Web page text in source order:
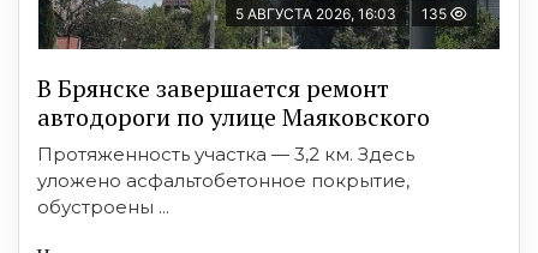
5 АВГУСТА 2026, 16:03 135
В Брянске завершается ремонт
автодороги по улице Маяковского
Протяженность участка — 3,2 км. Здесь
уложено асфальтобетонное покрытие,
обустроены ...